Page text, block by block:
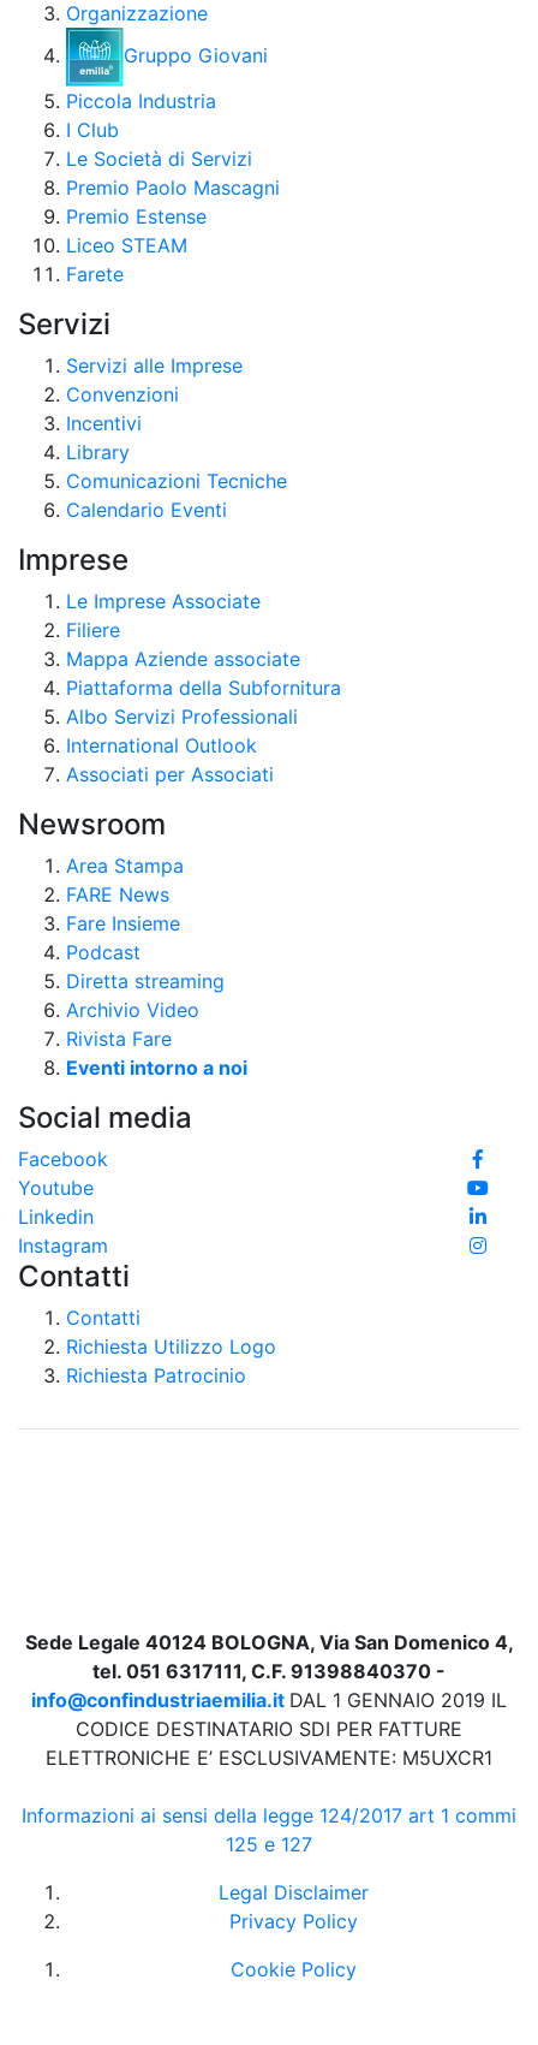
Organizzazione
Gruppo Giovani
Piccola Industria
I Club
Le Società di Servizi
Premio Paolo Mascagni
Premio Estense
Liceo STEAM
Farete
Servizi
Servizi alle Imprese
Convenzioni
Incentivi
Library
Comunicazioni Tecniche
Calendario Eventi
Imprese
Le Imprese Associate
Filiere
Mappa Aziende associate
Piattaforma della Subfornitura
Albo Servizi Professionali
International Outlook
Associati per Associati
Newsroom
Area Stampa
FARE News
Fare Insieme
Podcast
Diretta streaming
Archivio Video
Rivista Fare
Eventi intorno a noi
Social media
Facebook
Youtube
Linkedin
Instagram
Contatti
Contatti
Richiesta Utilizzo Logo
Richiesta Patrocinio
Sede Legale 40124 BOLOGNA, Via San Domenico 4,
tel. 051 6317111, C.F. 91398840370 -
info@confindustriaemilia.it DAL 1 GENNAIO 2019 IL
CODICE DESTINATARIO SDI PER FATTURE
ELETTRONICHE E’ ESCLUSIVAMENTE: M5UXCR1
Informazioni ai sensi della legge 124/2017 art 1 commi
125 e 127
Legal Disclaimer
Privacy Policy
Cookie Policy